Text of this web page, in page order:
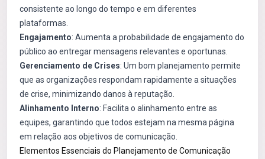
consistente ao longo do tempo e em diferentes
plataformas.
Engajamento: Aumenta a probabilidade de engajamento do
público ao entregar mensagens relevantes e oportunas.
Gerenciamento de Crises: Um bom planejamento permite
que as organizações respondam rapidamente a situações
de crise, minimizando danos à reputação.
Alinhamento Interno: Facilita o alinhamento entre as
equipes, garantindo que todos estejam na mesma página
em relação aos objetivos de comunicação.
Elementos Essenciais do Planejamento de Comunicação